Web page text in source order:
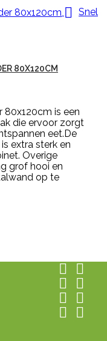
 Snel
80X120CM
is een
die ervoor zorgt
eet.De
extra sterk en
Overige
grof hooi en
op te
 
 
 
 